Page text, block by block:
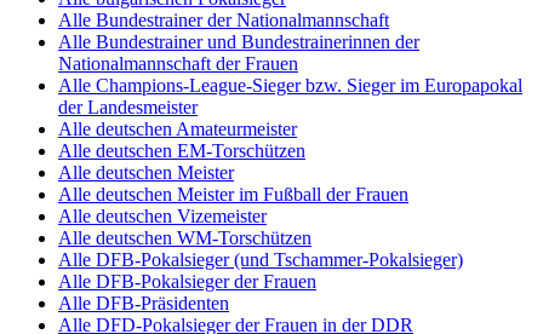
Alle Bundestrainer der Nationalmannschaft
Alle Bundestrainer und Bundestrainerinnen der
Nationalmannschaft der Frauen
Alle Champions-League-Sieger bzw. Sieger im Europapokal
der Landesmeister
Alle deutschen Amateurmeister
Alle deutschen EM-Torschützen
Alle deutschen Meister
Alle deutschen Meister im Fußball der Frauen
Alle deutschen Vizemeister
Alle deutschen WM-Torschützen
Alle DFB-Pokalsieger (und Tschammer-Pokalsieger)
Alle DFB-Pokalsieger der Frauen
Alle DFB-Präsidenten
Alle DFD-Pokalsieger der Frauen in der DDR